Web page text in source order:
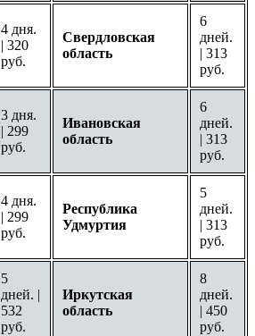
4 дня.
| 320
руб.
Свердловская
область
6
дней.
| 313
руб.
3 дня.
| 299
руб.
Ивановская
область
6
дней.
| 313
руб.
4 дня.
| 299
руб.
Республика
Удмуртия
5
дней.
| 313
руб.
5
дней. |
532
руб.
Иркутская
область
8
дней.
| 450
руб.